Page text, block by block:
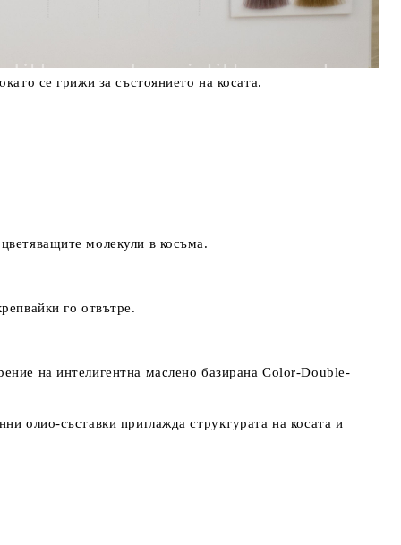
се грижи за състоянието на косата.
молекули в косъма.
го отвътре.
на интелигентна маслено базирана Color-Double-
олио-съставки приглажда структурата на косата и